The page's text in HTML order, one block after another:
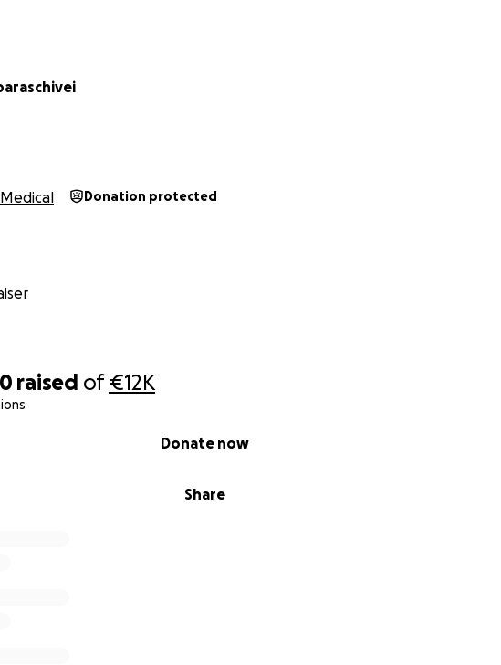
raised of€12K
Share
Donate now
Medical Donation protected